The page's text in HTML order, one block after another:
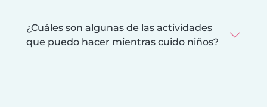
¿Cuáles son algunas de las actividades
que puedo hacer mientras cuido niños?